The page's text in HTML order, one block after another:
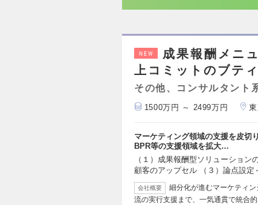
NEW
成果報酬メニ
上コミットのブテ
その他、コンサルタント
1500万円 ～ 2499万円
マーケティング領域の支援を皮切
BPR等の支援領域を拡大…
（１）成果報酬型ソリューショ
顧客のアップセル （３）論点設
会社概要
細分化が進むマーケティ
流の実行支援まで、一気通貫で統合